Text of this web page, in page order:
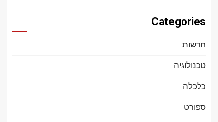
Categories
חדשות
טכנולוגיה
כלכלה
ספורט